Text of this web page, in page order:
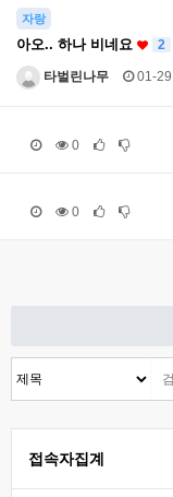
자랑
아오.. 하나 비네요 2
타벌린나무 01-29
0
0
접속자집계